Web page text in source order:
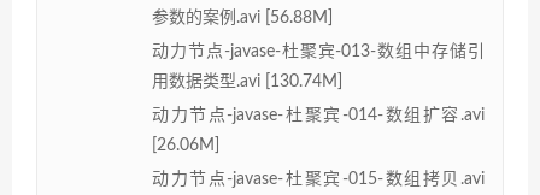
参数的案例.avi [56.88M]
动力节点-javase-杜聚宾-013-数组中存储引
用数据类型.avi [130.74M]
动力节点-javase-杜聚宾-014-数组扩容.avi
[26.06M]
动力节点-javase-杜聚宾-015-数组拷贝.avi